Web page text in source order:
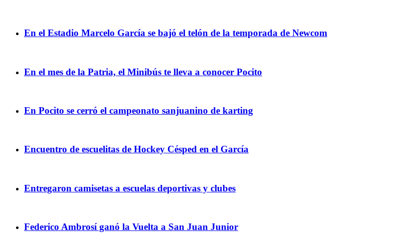
En el Estadio Marcelo García se bajó el telón de la temporada de Newcom
En el mes de la Patria, el Minibús te lleva a conocer Pocito
En Pocito se cerró el campeonato sanjuanino de karting
Encuentro de escuelitas de Hockey Césped en el García
Entregaron camisetas a escuelas deportivas y clubes
Federico Ambrosí ganó la Vuelta a San Juan Junior